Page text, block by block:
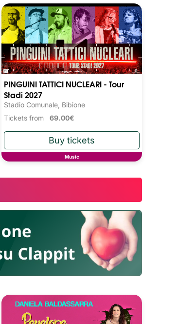
PINGUINI TATTICI NUCLEARI - Tour
Stadi 2027
Stadio Comunale, Bibione
Tickets from69.00€
Music